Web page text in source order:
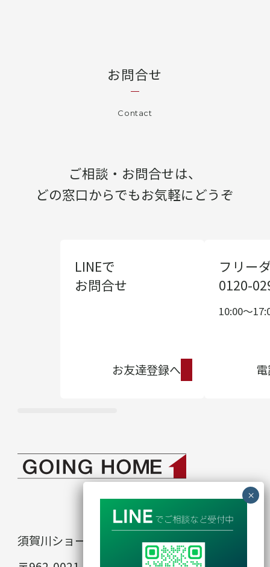
お問合せ
Contact
ご相談・お問合せは、
どの窓口からでもお気軽にどうぞ
LINEで
お問合せ
お友達登録へ
フリー
0120-
10:00〜
須賀川ショールーム